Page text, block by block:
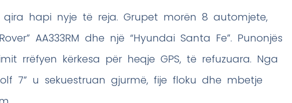
hapi nyje të reja. Grupet morën 8 automjete,
AA333RM dhe një “Hyundai Santa Fe”. Punonjës
rrëfyen kërkesa për heqje GPS, të refuzuara. Nga
7” u sekuestruan gjurmë, fije floku dhe mbetje